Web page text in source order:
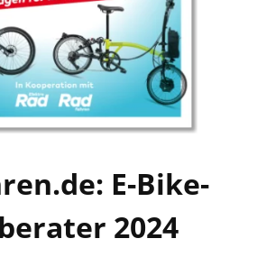
E-Bike-
2024